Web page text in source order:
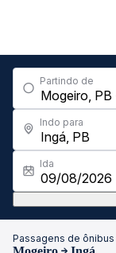
Partindo de
Indo para
Ida
Passagens de ônibus